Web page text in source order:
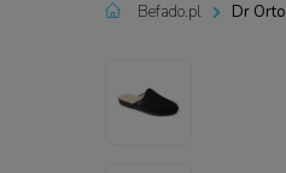
Befado.pl Dr Orto